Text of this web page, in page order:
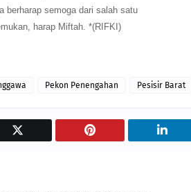
berharap semoga dari salah satu
harap Miftah. *(RIFKI)
Pekon Penengahan Pesisir Barat